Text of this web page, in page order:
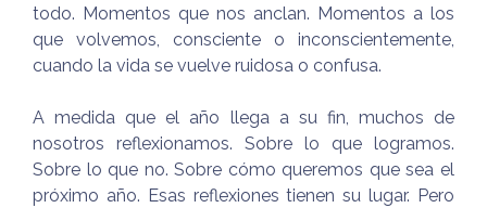
todo. Momentos que nos anclan. Momentos a los
que volvemos, consciente o inconscientemente,
cuando la vida se vuelve ruidosa o confusa.
A medida que el año llega a su fin, muchos de
nosotros reflexionamos. Sobre lo que logramos.
Sobre lo que no. Sobre cómo queremos que sea el
próximo año. Esas reflexiones tienen su lugar. Pero